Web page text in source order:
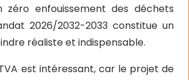
zéro enfouissement des déchets
2026/2032-2033 constitue un
réaliste et indispensable.
est intéressant, car le projet de